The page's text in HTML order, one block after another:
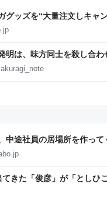
グッズを“大量注文しキャ
年8月6日掲載）｜日テレ
明は、味方同士を殺し合
中途社員の居場所を作って
きた「俊彦」が「としひ
た俊彦たち